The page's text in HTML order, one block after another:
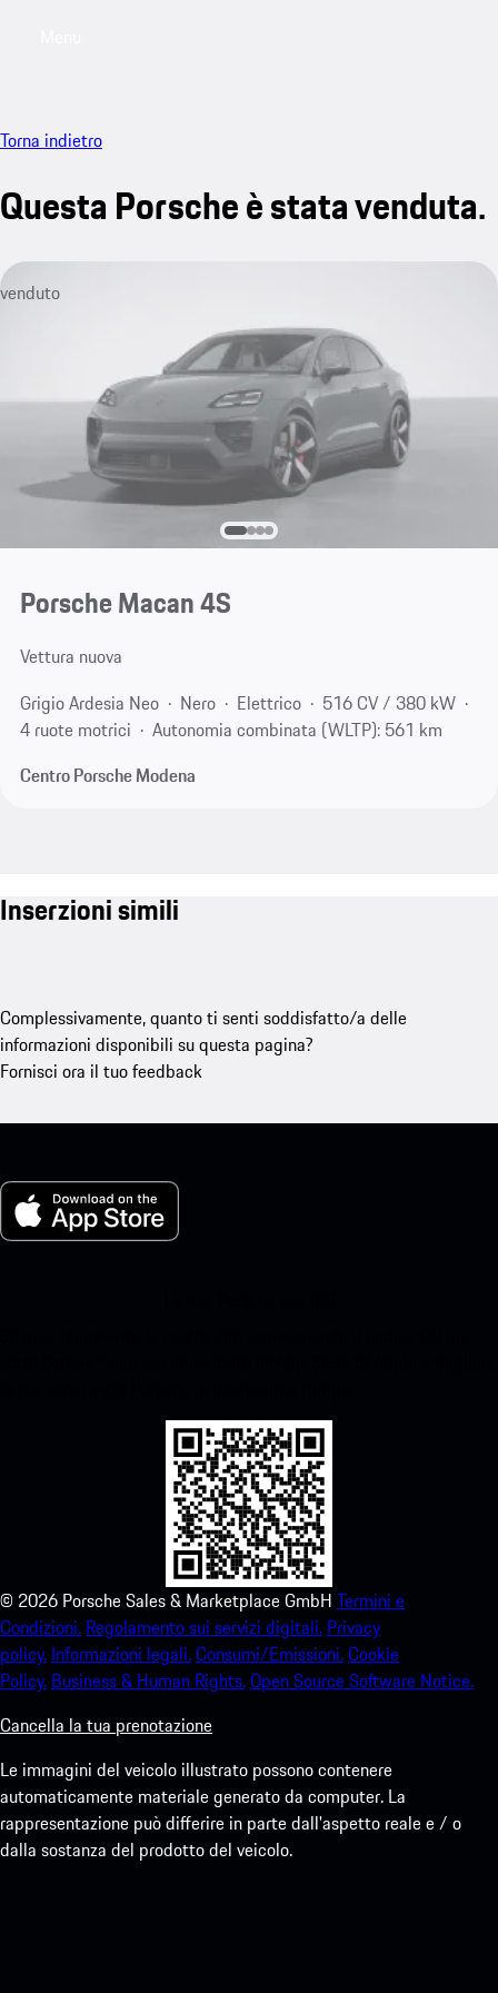
Torna indietro
Questa Porsche è stata venduta.
venduto
Porsche Macan 4S
Vettura nuova
Grigio Ardesia Neo
Nero Elettrico
516 CV / 380 kW
4 ruote motrici
Autonomia combinata (WLTP): 561 km
Centro Porsche Modena
Inserzioni simili
Complessivamente, quanto ti senti soddisfatto/a delle
informazioni disponibili su questa pagina?
Fornisci ora il tuo feedback
© 2026 Porsche Sales & Marketplace GmbH Termini e
Condizioni. Regolamento sui servizi digitali. Privacy
policy. Informazioni legali.Consumi/Emissioni.Cookie
Policy. Business & Human Rights.Open Source Software Notice.
Cancella la tua prenotazione
Le immagini del veicolo illustrato possono contenere
automaticamente materiale generato da computer. La
rappresentazione può differire in parte dall'aspetto reale e / o
dalla sostanza del prodotto del veicolo.